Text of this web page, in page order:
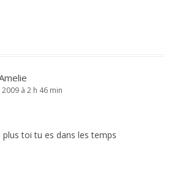
à 2 h 46 min
toi tu es dans les temps